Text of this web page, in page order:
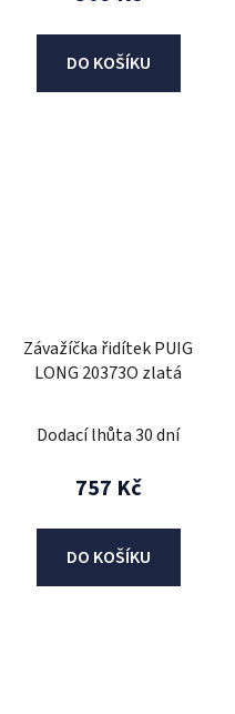
DO KOŠÍKU
Závažíčka řidítek PUIG
LONG 20373O zlatá
Dodací lhůta 30 dní
757 Kč
DO KOŠÍKU